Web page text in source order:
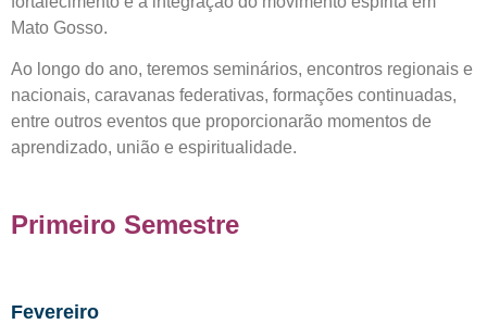
Mato Gosso.
Ao longo do ano, teremos seminários, encontros regionais e
nacionais, caravanas federativas, formações continuadas,
entre outros eventos que proporcionarão momentos de
aprendizado, união e espiritualidade.
Primeiro Semestre
Fevereiro